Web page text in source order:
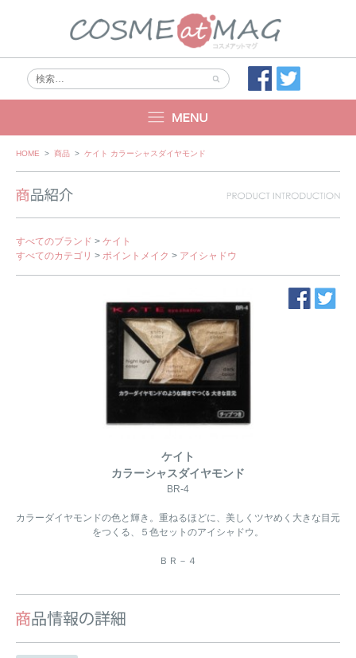
Skip
HOME > 商品 > ケイト カラーシャスダイヤモンド
すべてのブランド > ケイト
すべてのカテゴリ > ポイントメイク > アイシャドウ
ケイト
カラーシャスダイヤモンド
BR-4
カラーダイヤモンドの色と輝き。重ねるほどに、美しくツヤめく大きな目元
をつくる、５色セットのアイシャドウ。
ＢＲ－４